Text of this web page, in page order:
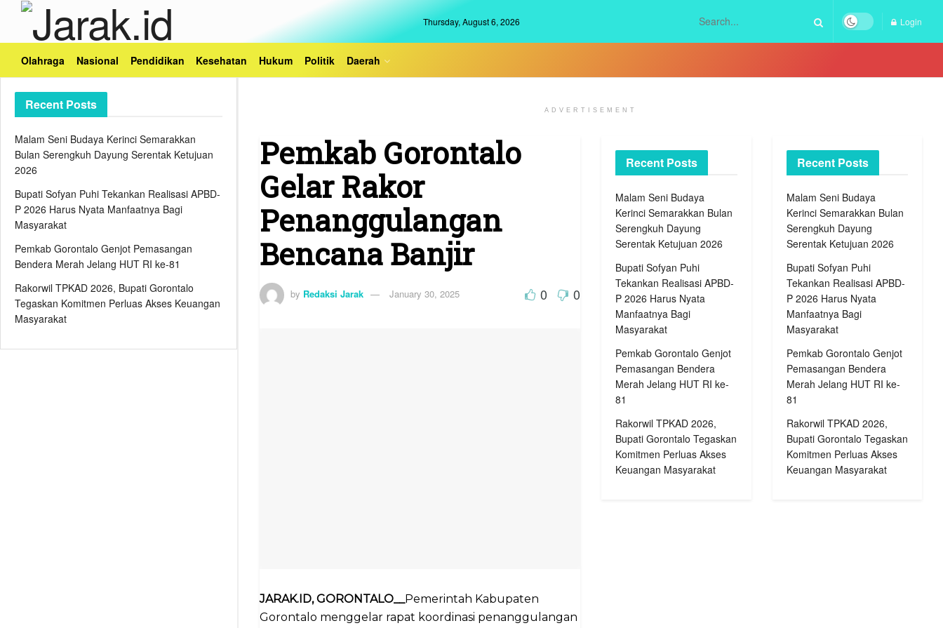
Recent Posts
Malam Seni Budaya Kerinci Semarakkan
Bulan Serengkuh Dayung Serentak Ketujuan
2026
Bupati Sofyan Puhi Tekankan Realisasi APBD-
P 2026 Harus Nyata Manfaatnya Bagi
Masyarakat
Pemkab Gorontalo Genjot Pemasangan
Bendera Merah Jelang HUT RI ke-81
Rakorwil TPKAD 2026, Bupati Gorontalo
Tegaskan Komitmen Perluas Akses Keuangan
Masyarakat
Thursday, August 6, 2026 Login
Olahraga Nasional Pendidikan Kesehatan Hukum Politik Daerah
ADVERTISEMENT
Pemkab Gorontalo
Gelar Rakor
Penanggulangan
Bencana Banjir
by Redaksi Jarak January 30, 2025 0 0
JARAK.ID, GORONTALO__Pemerintah Kabupaten
Gorontalo menggelar rapat koordinasi penanggulangan
Recent Posts
Malam Seni Budaya
Kerinci Semarakkan Bulan
Serengkuh Dayung
Serentak Ketujuan 2026
Bupati Sofyan Puhi
Tekankan Realisasi APBD-
P 2026 Harus Nyata
Manfaatnya Bagi
Masyarakat
Pemkab Gorontalo Genjot
Pemasangan Bendera
Merah Jelang HUT RI ke-
81
Rakorwil TPKAD 2026,
Bupati Gorontalo Tegaskan
Komitmen Perluas Akses
Keuangan Masyarakat
Recent Posts
Malam Seni Budaya
Kerinci Semarakkan Bulan
Serengkuh Dayung
Serentak Ketujuan 2026
Bupati Sofyan Puhi
Tekankan Realisasi APBD-
P 2026 Harus Nyata
Manfaatnya Bagi
Masyarakat
Pemkab Gorontalo Genjot
Pemasangan Bendera
Merah Jelang HUT RI ke-
81
Rakorwil TPKAD 2026,
Bupati Gorontalo Tegaskan
Komitmen Perluas Akses
Keuangan Masyarakat